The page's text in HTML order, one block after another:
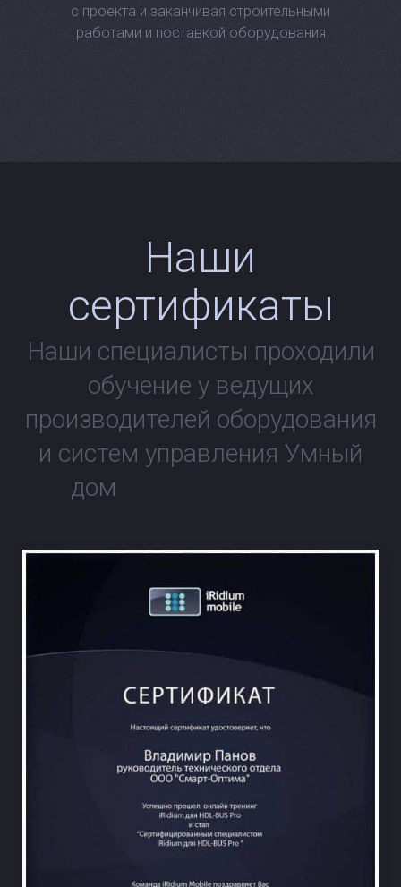
с проекта и заканчивая строительными
работами и поставкой оборудования
Наши
сертификаты
Наши специалисты проходили
обучение у ведущих
производителей оборудования
и систем управления Умный
дом
НА ВЕСЬ ЭКРАН